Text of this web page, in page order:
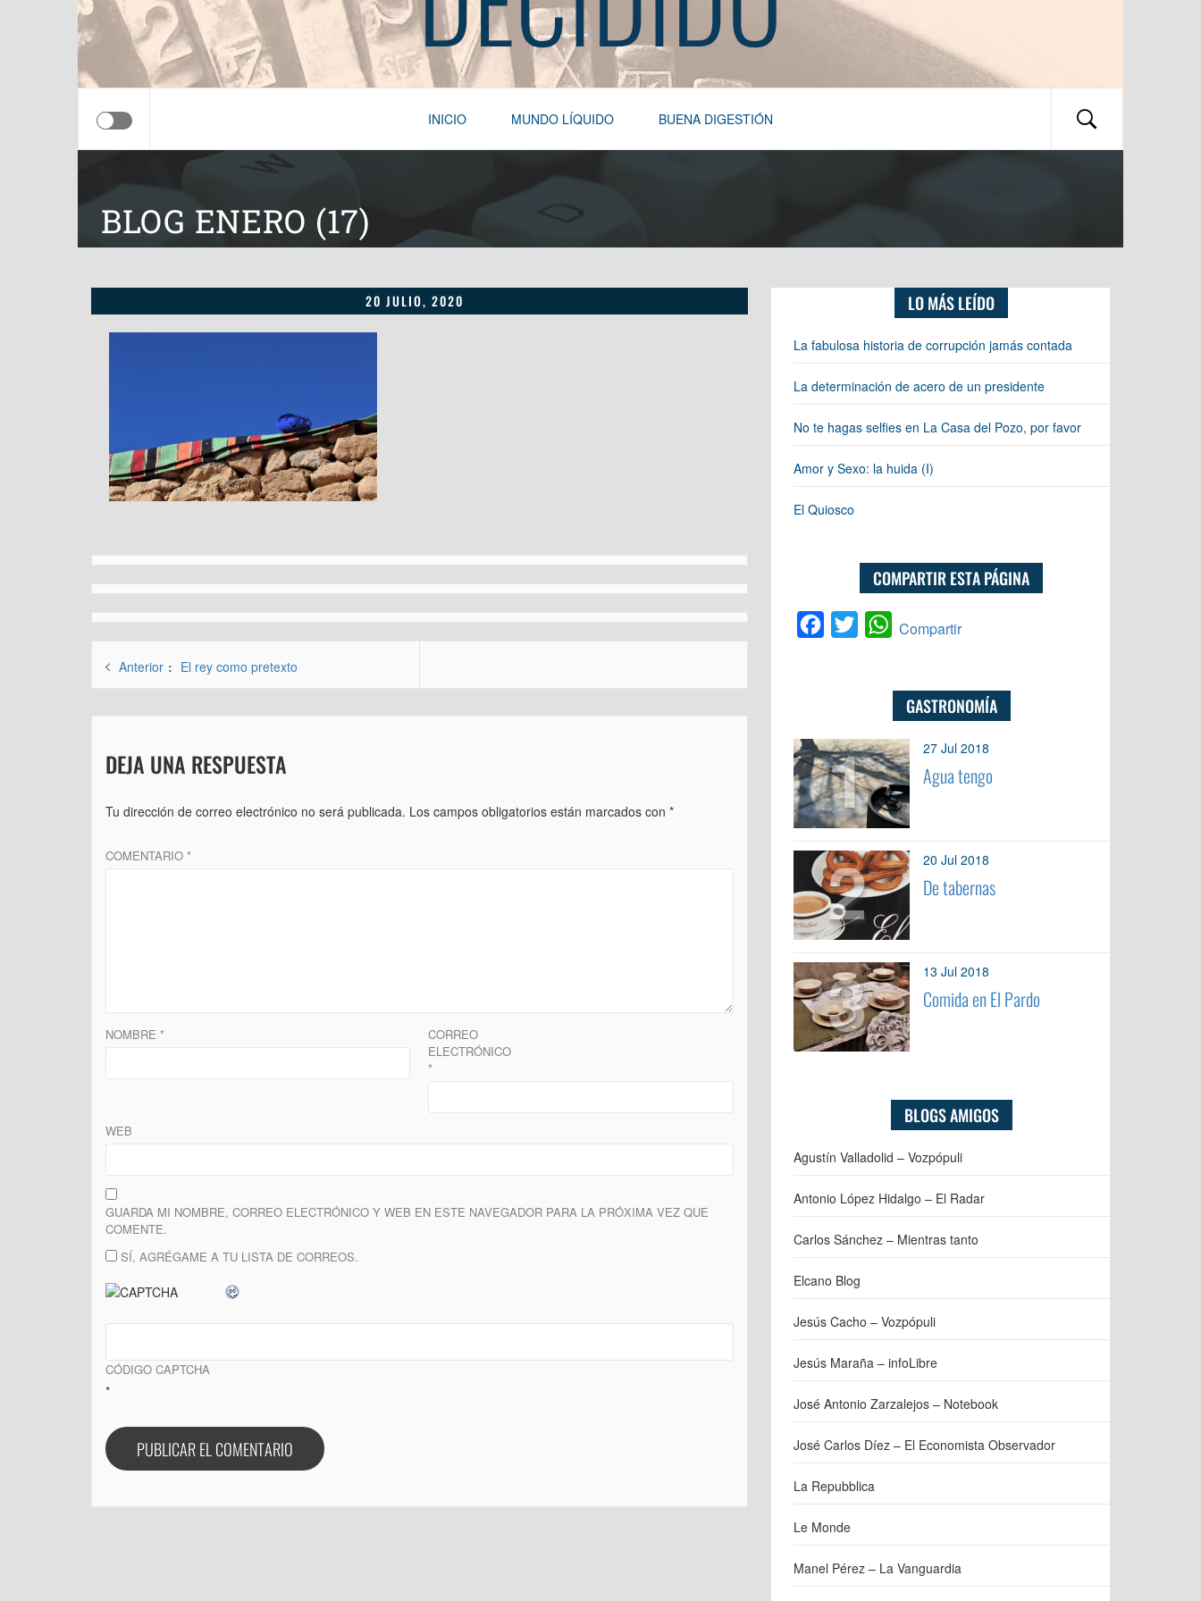
INICIO MUNDO LÍQUIDO BUENA DIGESTIÓN
BLOG ENERO (17)
20 JULIO, 2020
Navegación
de
entradas
Anterior
Entrada
El rey como pretexto
DEJA UNA RESPUESTA
Tu dirección de correo electrónico no será publicada. Los campos obligatorios están marcados con *
COMENTARIO *
NOMBRE *
CORREO
ELECTRÓNICO
*
WEB
GUARDA MI NOMBRE, CORREO ELECTRÓNICO Y WEB EN ESTE NAVEGADOR PARA LA PRÓXIMA VEZ QUE
COMENTE.
SÍ, AGRÉGAME A TU LISTA DE CORREOS.
CÓDIGO CAPTCHA
*
LO MÁS LEÍDO
La fabulosa historia de corrupción jamás contada
La determinación de acero de un presidente
No te hagas selfies en La Casa del Pozo, por favor
Amor y Sexo: la huida (I)
El Quiosco
COMPARTIR ESTA PÁGINA
Facebook
Twitter WhatsApp
Compartir
GASTRONOMÍA
1 27 Jul 2018
Agua tengo
2 20 Jul 2018
De tabernas
3 13 Jul 2018
Comida en El Pardo
BLOGS AMIGOS
Agustín Valladolid – Vozpópuli
Antonio López Hidalgo – El Radar
Carlos Sánchez – Mientras tanto
Elcano Blog
Jesús Cacho – Vozpópuli
Jesús Maraña – infoLibre
José Antonio Zarzalejos – Notebook
José Carlos Díez – El Economista Observador
La Repubblica
Le Monde
Manel Pérez – La Vanguardia